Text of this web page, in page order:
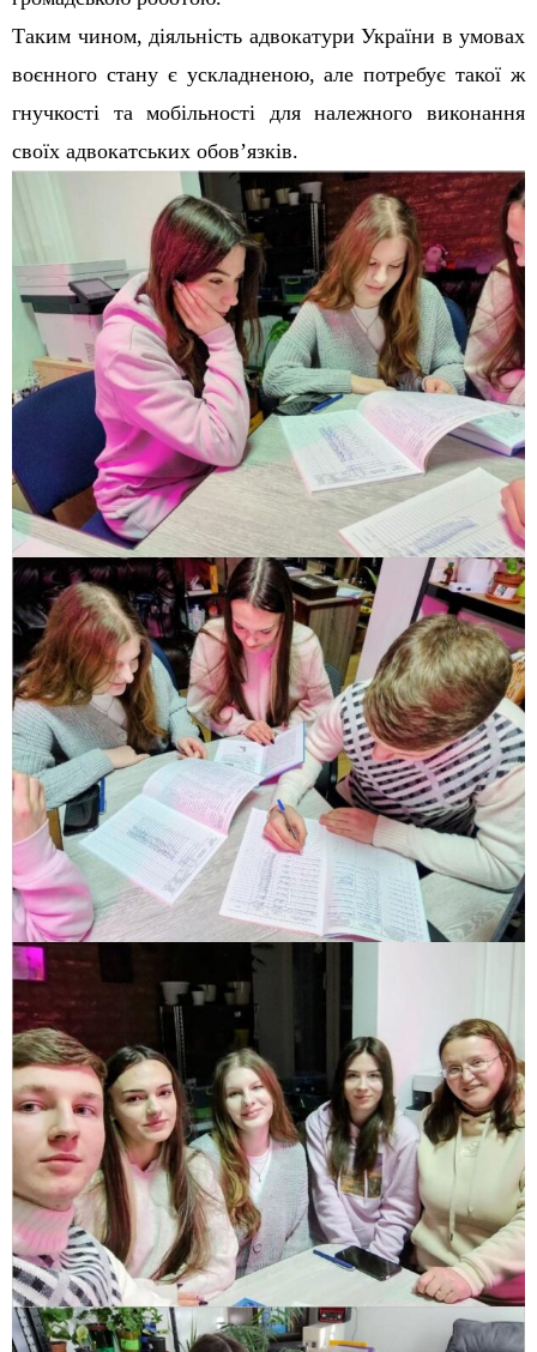
Таким чином, діяльність адвокатури України в умовах
воєнного стану є ускладненою, але потребує такої ж
гнучкості та мобільності для належного виконання
своїх адвокатських обов’язків.